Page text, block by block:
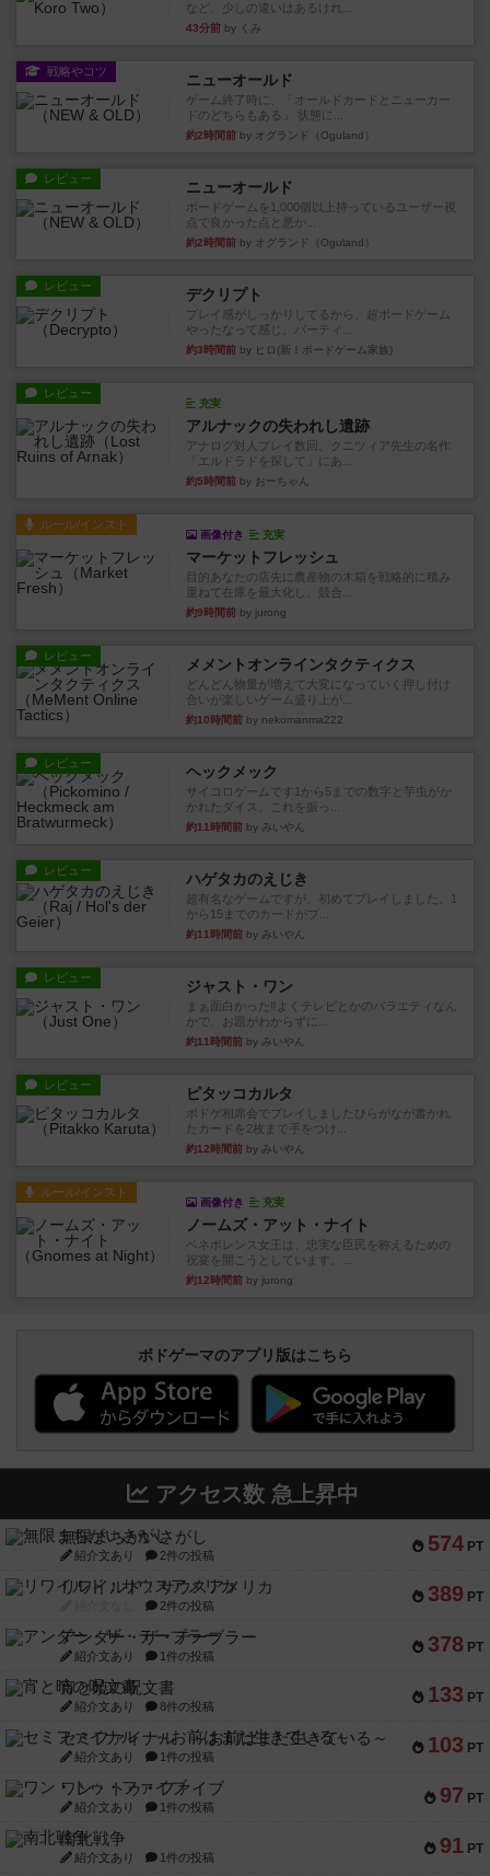
など、少しの違いはあるけれ...
43分前 by くみ
戦略やコツ ニューオールド
ゲーム終了時に、「オールドカードとニューカー
ドのどちらもある」 状態に...
約2時間前 by オグランド（Oguland）
レビュー ニューオールド
ボードゲームを1,000個以上持っているユーザー視
点で良かった点と悪か...
約2時間前 by オグランド（Oguland）
レビュー デクリプト
プレイ感がしっかりしてるから、超ボードゲーム
やったなって感じ。パーティ...
約3時間前 by ヒロ(新！ボードゲーム家族)
レビュー
充実
アルナックの失われし遺跡
アナログ対人プレイ数回。クニツィア先生の名作
「エルドラドを探して」にあ...
約5時間前 by おーちゃん
ルール/インスト
画像付き 充実
マーケットフレッシュ
目的あなたの店先に農産物の木箱を戦略的に積み
重ねて在庫を最大化し、競合...
約9時間前 by jurong
レビュー メメントオンラインタクティクス
どんどん物量が増えて大変になっていく押し付け
合いが楽しいゲーム盛り上が...
約10時間前 by nekomanma222
レビュー ヘックメック
サイコロゲームです1から5までの数字と芋虫がか
かれたダイス。これを振っ...
約11時間前 by みいやん
レビュー ハゲタカのえじき
超有名なゲームですが、初めてプレイしました。1
から15までのカードがプ...
約11時間前 by みいやん
レビュー ジャスト・ワン
まぁ面白かった‼️よくテレビとかのバラエティなん
かで、お題がわからずに...
約11時間前 by みいやん
レビュー ピタッコカルタ
ボドゲ相席会でプレイしましたひらがなが書かれ
たカードを2枚まで手をつけ...
約12時間前 by みいやん
ルール/インスト
画像付き 充実
ノームズ・アット・ナイト
ベネボレンス女王は、忠実な臣民を称えるための
祝宴を開こうとしています。...
約12時間前 by jurong
ボドゲーマのアプリ版はこちら
アクセス数 急上昇中
574 PT
無限まちがいさがし
紹介文あり 2件の投稿
389 PT
リワイルド：サウスアメリカ
2件の投稿
378 PT
アンダー・ザ・テーブラー
紹介文あり 1件の投稿
133 PT
宵と暁の呪文書
紹介文あり 8件の投稿
103 PT
セミファイナル ～お前はまだ生きている～
紹介文あり 1件の投稿
97 PT
ワン・トゥ・ファイブ
紹介文あり 1件の投稿
91 PT
南北戦争
紹介文あり 1件の投稿